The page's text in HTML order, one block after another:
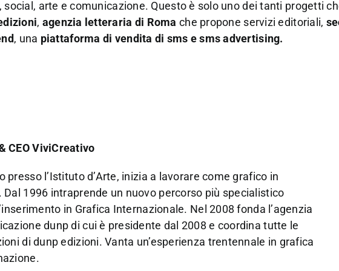
arte e comunicazione. Questo è solo uno dei tanti progetti
, agenzia letteraria di Roma che propone servizi editoriali,
, una piattaforma di vendita di sms e sms advertising.
CEO ViviCreativo
presso l’Istituto d’Arte, inizia a lavorare come grafico in
Dal 1996 intraprende un nuovo percorso più specialistico
in Grafica Internazionale. Nel 2008 fonda l’agenzia
dunpdi cui è presidente dal 2008 e coordina tutte le
di dunp edizioni. Vanta un’esperienza trentennale in grafica